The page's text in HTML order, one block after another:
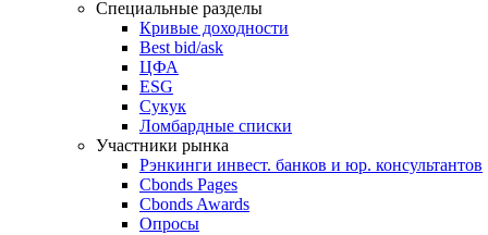
Специальные разделы
Кривые доходности
Best bid/ask
ЦФА
ESG
Сукук
Ломбардные списки
Участники рынка
Рэнкинги инвест. банков и юр. консультантов
Cbonds Pages
Cbonds Awards
Опросы